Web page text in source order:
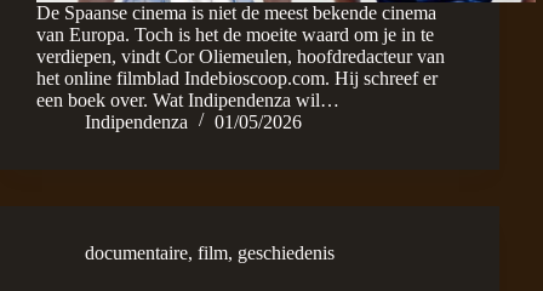
De Spaanse cinema is niet de meest bekende cinema
van Europa. Toch is het de moeite waard om je in te
verdiepen, vindt Cor Oliemeulen, hoofdredacteur van
het online filmblad Indebioscoop.com. Hij schreef er
een boek over. Wat Indipendenza wil…
Indipendenza
01/05/2026
documentaire, film, geschiedenis